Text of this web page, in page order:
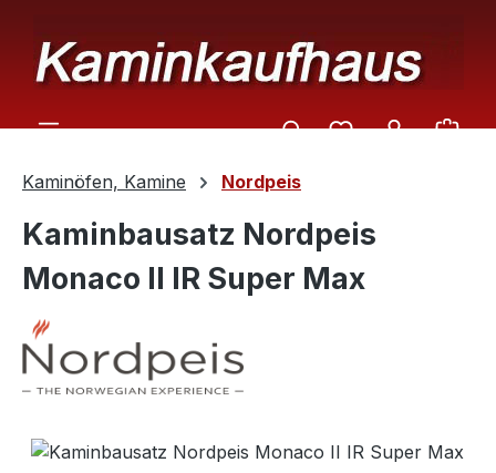
Kaminöfen, Kamine Nordpeis
Kaminbausatz Nordpeis
Monaco II IR Super Max
Bildergalerie überspringen